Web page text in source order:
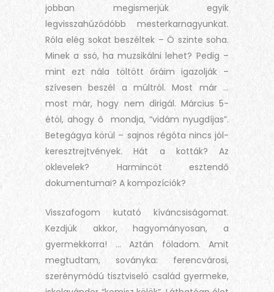
jobban megismerjük egyik
legvisszahúzódóbb mesterkarnagyunkat.
Róla elég sokat beszéltek – Ö szinte soha.
Minek a ssó, ha muzsikálni lehet? Pedig –
mint ezt nála töltött óráim igazolják –
szívesen beszél a múltról. Most már …
most már, hogy nem dirigál. Március 5-
étöl, ahogy ő mondja, “vidám nyugdíjas”.
Betegágya körül – sajnos régóta nincs jól-
keresztrejtvények. Hát a kották? Az
oklevelek? Harmincöt esztendő
dokumentumai? A kompozíciók?
Visszafogom kutató kíváncsiságomat.
Kezdjük akkor, hagyományosan, a
gyermekkorra! … Aztán föladom. Amit
megtudtam, soványka: ferencvárosi,
szerénymódú tisztviselö család gyermeke,